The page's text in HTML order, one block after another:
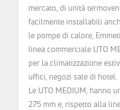
mercato, di unità
facilmente installabili
le pompe di calore,
linea commerciale UTO
per la climatizzazione
uffici, negozi sale di hotel.
Le UTO MEDIUM, hanno
275 mm e, rispetto alla